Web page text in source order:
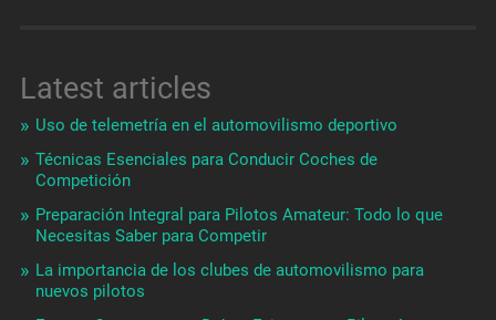
Latest articles
Uso de telemetría en el automovilismo deportivo
Técnicas Esenciales para Conducir Coches de
Competición
Preparación Integral para Pilotos Amateur: Todo lo que
Necesitas Saber para Competir
La importancia de los clubes de automovilismo para
nuevos pilotos